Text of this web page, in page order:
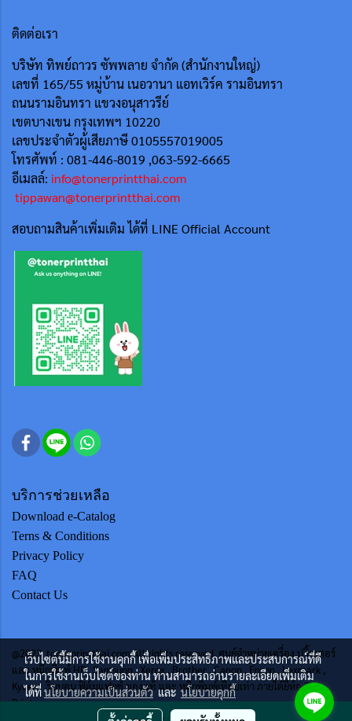
ติดต่อเรา
บริษัท ทิพย์ถาวร ซัพพลาย จำกัด (สำนักงานใหญ่)
เลขที่ 165/55 หมู่บ้าน เนอวานา แอทเวิร์ค รามอินทรา
ถนนรามอินทรา แขวงอนุสาวรีย์
เขตบางเขน กรุงเทพฯ 10220
เลขประจำตัวผู้เสียภาษี 0105557019005
โทรศัพท์ : 081-446-8019 ,063-592-6665
อีเมลล์: info@tonerprintthai.com
tippawan@tonerprintthai.com
สอบถามสินค้าเพิ่มเติม ได้ที่ LINE Official Account
บริการช่วยเหลือ
Download e-Catalog
Terns & Conditions
Privacy Policy
FAQ
Contact Us
@2023 tonerprintthai.com All rights reserved. ศูนย์จำหน่ายเครื่อง ปริ้นเตอร์
และ หมึกพิมพ์ HP , Samsung , Xerox , Brother , Canon , Epson , Lexmark ,
Kycera ริบบอน ฟิล์มแฟกซ์ ของแท้ และ หมึกพิมพ์เทียบเท่า ภายใต้ยี่ห้อ TTS
Print
เว็บไซต์นี้มีการใช้งานคุกกี้ เพื่อเพิ่มประสิทธิภาพและประสบการณ์ที่ดี
ในการใช้งานเว็บไซต์ของท่าน ท่านสามารถอ่านรายละเอียดเพิ่มเติม
ได้ที่นโยบายความเป็นส่วนตัวและ นโยบายคุกกี้